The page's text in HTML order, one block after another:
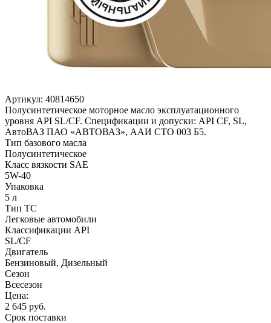
Артикул: 40814650
Полусинтетическое моторное масло эксплуатационного
уровня API SL/CF. Спецификации и допуски: API CF, SL,
АвтоВАЗ ПАО «АВТОВАЗ», ААИ СТО 003 Б5.
Тип базового масла
Полусинтетическое
Класс вязкости SAE
5W-40
Упаковка
5 л
Тип ТС
Легковые автомобили
Классификации API
SL/CF
Двигатель
Бензиновый, Дизельный
Сезон
Всесезон
Цена:
2 645 руб.
Срок поставки